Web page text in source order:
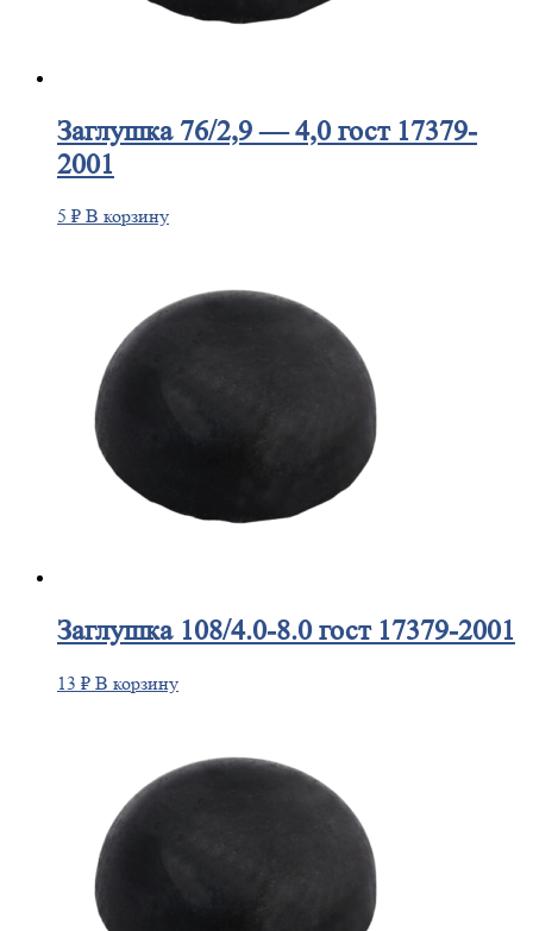
Заглушка76/2,9 — 4,0 гост 17379-
2001
5 ₽ В корзину
Заглушка108/4.0-8.0 гост 17379-2001
13 ₽ В корзину